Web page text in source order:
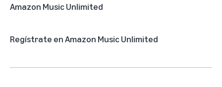
Amazon Music Unlimited
Regístrate en Amazon Music Unlimited